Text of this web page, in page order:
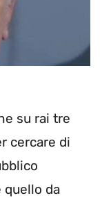
su rai tre
cercare di
quello da